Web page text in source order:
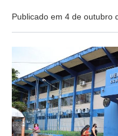
Publicado em 4 de outubro